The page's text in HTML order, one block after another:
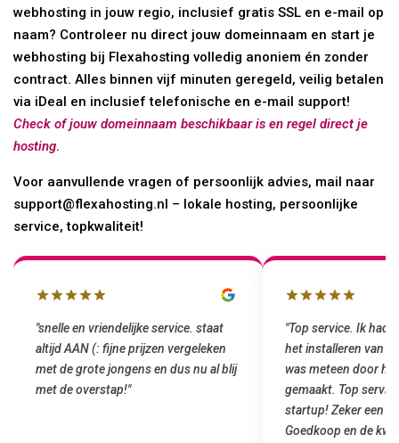
webhosting in jouw regio, inclusief gratis SSL en e-mail op
naam? Controleer nu direct jouw domeinnaam en start je
webhosting bij Flexahosting volledig anoniem én zonder
contract. Alles binnen vijf minuten geregeld, veilig betalen
via iDeal en inclusief telefonische en e-mail support!
Check of jouw domeinnaam beschikbaar is en regel direct je
hosting.
Voor aanvullende vragen of persoonlijk advies, mail naar
support@flexahosting.nl – lokale hosting, persoonlijke
service, topkwaliteit!
"snelle en vriendelijke service. staat
altijd AAN (: fijne prijzen vergeleken
met de grote jongens en dus nu al blij
met de overstap!"
"Top service. Ik had
het installeren van
was meteen door
gemaakt. Top
startup! Zeker een
Goedkoop en de